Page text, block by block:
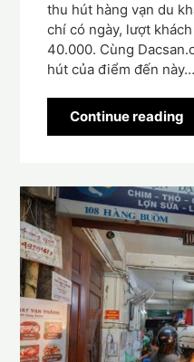
thu hút hàng vạn du
chí có ngày, lượt
40.000. Cùng
hút của điểm đến này…
Continue reading